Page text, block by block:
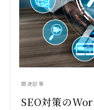
関連記事
SEO対策の